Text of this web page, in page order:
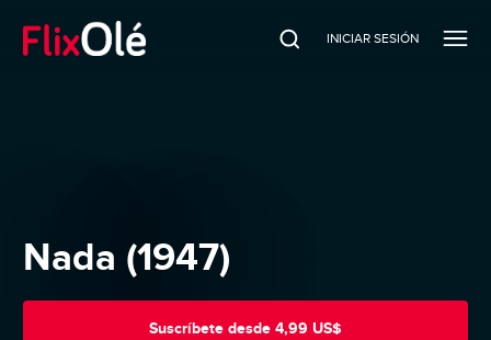
INICIAR SESIÓN
Nada (1947)
Suscríbete desde 4,99 US$